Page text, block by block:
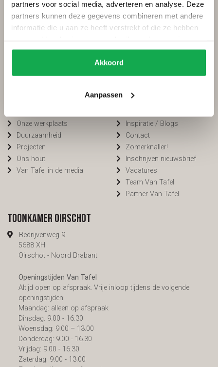
partners voor social media, adverteren en analyse. Deze
partners kunnen deze gegevens combineren met andere
informatie die u aan ze heeft verstrekt of die ze hebben
Akkoord
Aanpassen
Organische tafels
Rechthoekige tafels
Boomstamtafels
Bezorging
Voorwaarden
Privacy
Onze werkplaats
Duurzaamheid
Projecten
Ons hout
Van Tafel in de media
Winkelen bij
Inspiratie / Blogs
Contact
Zomerknaller!
Inschrijven nieuwsbrief
Vacatures
Team Van Tafel
Partner Van Tafel
Toonkamer Oirschot
Bedrijvenweg 9
5688 XH
Oirschot - Noord Brabant
Openingstijden Van Tafel
Altijd open op afspraak. Vrije inloop tijdens de volgende
openingstijden:
Maandag: alleen op afspraak
Dinsdag: 9.00 - 16.30
Woensdag: 9.00 – 13.00
Donderdag: 9.00 - 16.30
Vrijdag: 9.00 - 16.30
Zaterdag: 9.00 - 13.00